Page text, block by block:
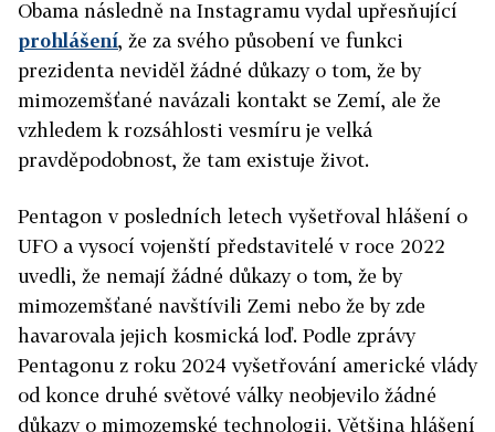
Obama následně na Instagramu vydal upřesňující
prohlášení, že za svého působení ve funkci
prezidenta neviděl žádné důkazy o tom, že by
mimozemšťané navázali kontakt se Zemí, ale že
vzhledem k rozsáhlosti vesmíru je velká
pravděpodobnost, že tam existuje život.
Pentagon v posledních letech vyšetřoval hlášení o
UFO a vysocí vojenští představitelé v roce 2022
uvedli, že nemají žádné důkazy o tom, že by
mimozemšťané navštívili Zemi nebo že by zde
havarovala jejich kosmická loď. Podle zprávy
Pentagonu z roku 2024 vyšetřování americké vlády
od konce druhé světové války neobjevilo žádné
důkazy o mimozemské technologii. Většina hlášení